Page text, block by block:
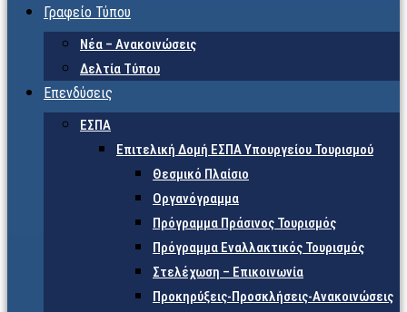
Γραφείο Τύπου
Νέα – Ανακοινώσεις
Δελτία Τύπου
Επενδύσεις
ΕΣΠΑ
Επιτελική Δομή ΕΣΠΑ Υπουργείου Τουρισμού
Θεσμικό Πλαίσιο
Οργανόγραμμα
Πρόγραμμα Πράσινος Τουρισμός
Πρόγραμμα Εναλλακτικός Τουρισμός
Στελέχωση – Επικοινωνία
Προκηρύξεις-Προσκλήσεις-Ανακοινώσεις